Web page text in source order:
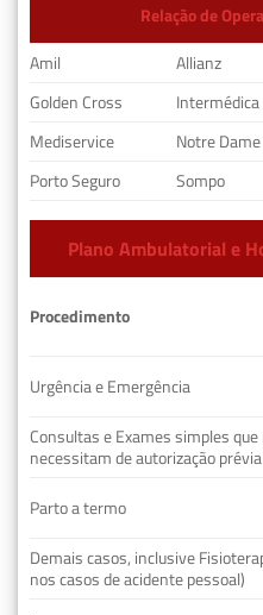
Relação de
Amil
Allianz
Golden Cross
Intermédica
Mediservice
Notre Dame
Porto Seguro
Sompo
Plano Ambulatorial e
Procedimento
Urgência e Emergência
Consultas e Exames simples que
necessitam de autorização prévia
Parto a termo
Demais casos, inclusive
nos casos de acidente pessoal)